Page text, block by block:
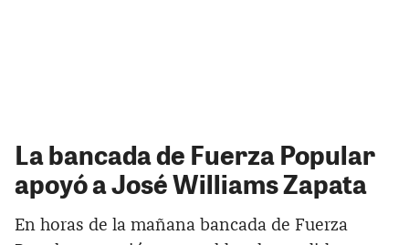
La bancada de Fuerza Popular
apoyó a José Williams Zapata
En horas de la mañana bancada de Fuerza